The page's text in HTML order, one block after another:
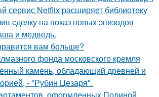
сервис Netflix расширяет библиотеку
сделку на показ новых эпизодов
и медведь.
вам больше?
фонда московского кремля
камень, обладающий древней и
- "Рубин Цезаря".